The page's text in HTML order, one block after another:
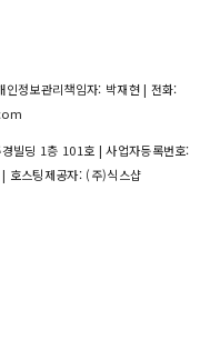
정보관리책임자: 박재현 | 전화:
빌딩 1층 101호 | 사업자등록번호:
| 호스팅제공자: (주)식스샵